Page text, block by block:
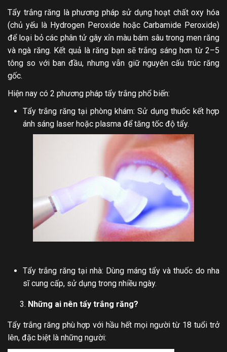
Tẩy trắng răng là phương pháp sử dụng hoạt chất oxy hóa
(chủ yếu là Hydrogen Peroxide hoặc Carbamide Peroxide)
để loại bỏ các phân tử gây xỉn màu bám sâu trong men răng
và ngà răng. Kết quả là răng bạn sẽ trắng sáng hơn từ 2–5
tông so với ban đầu, nhưng vẫn giữ nguyên cấu trúc răng
gốc.
Hiện nay có 2 phương pháp tẩy trắng phổ biến:
Tẩy trắng răng tại phòng khám: Sử dụng thuốc kết hợp
ánh sáng laser hoặc plasma để tăng tốc độ tẩy.
Tẩy trắng răng tại nhà: Dùng máng tẩy và thuốc do nha
sĩ cung cấp, sử dụng trong nhiều ngày.
Những ai nên tẩy trắng răng?
Tẩy trắng răng phù hợp với hầu hết mọi người từ 18 tuổi trở
lên, đặc biệt là những người: